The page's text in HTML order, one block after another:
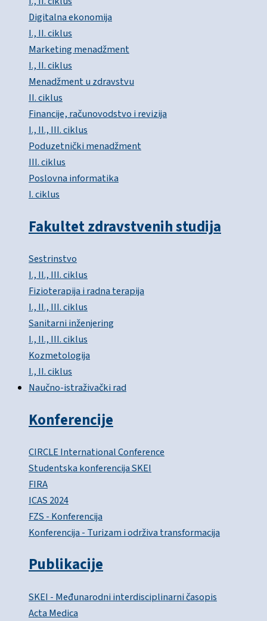
Digitalna ekonomija
I., II. ciklus
Marketing menadžment
I., II. ciklus
Menadžment u zdravstvu
II. ciklus
Financije, računovodstvo i revizija
I., II., III. ciklus
Poduzetnički menadžment
III. ciklus
Poslovna informatika
I. ciklus
Fakultet zdravstvenih studija
Sestrinstvo
I., II., III. ciklus
Fizioterapija i radna terapija
I., II., III. ciklus
Sanitarni inženjering
I., II., III. ciklus
Kozmetologija
I., II. ciklus
Naučno-istraživački rad
Konferencije
CIRCLE International Conference
Studentska konferencija SKEI
FIRA
ICAS 2024
FZS - Konferencija
Konferencija - Turizam i održiva transformacija
Publikacije
SKEI - Međunarodni interdisciplinarni časopis
Acta Medica